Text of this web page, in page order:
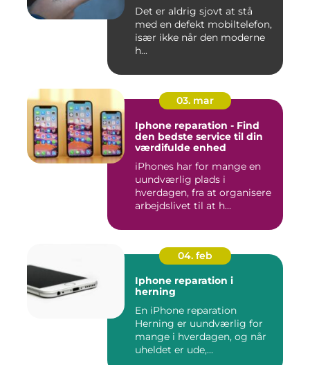
Det er aldrig sjovt at stå
med en defekt mobiltelefon,
især ikke når den moderne
h...
03. mar
Iphone reparation - Find
den bedste service til din
værdifulde enhed
iPhones har for mange en
uundværlig plads i
hverdagen, fra at organisere
arbejdslivet til at h...
04. feb
Iphone reparation i
herning
En iPhone reparation
Herning er uundværlig for
mange i hverdagen, og når
uheldet er ude,...